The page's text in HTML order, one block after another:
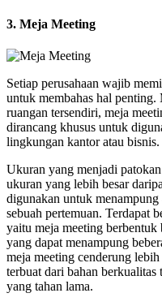
3. Meja Meeting
Setiap perusahaan wajib
untuk membahas hal
ruangan tersendiri, meja
dirancang khusus untuk
lingkungan kantor atau bisnis.
Ukuran yang menjadi
ukuran yang lebih besar
digunakan untuk
sebuah pertemuan. Terdapat
yaitu meja meeting
yang dapat menampung
meja meeting cenderung
terbuat dari bahan
yang tahan lama.